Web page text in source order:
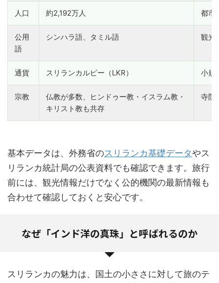
人口 約2,192万人 都市
公用
語
シンハラ語、タミル語 観光
通貨 スリランカルピー（LKR） 小規
宗教
仏教が多数、ヒンドゥー教・イスラム教・
キリスト教も共存
寺院
基本データは、外務省のスリランカ基礎データやス
リランカ統計局の公表資料でも確認できます。旅行
前には、観光情報だけでなく公的機関の最新情報も
合わせて確認しておくと安心です。
なぜ「インド洋の真珠」と呼ばれるのか
スリランカの魅力は、国土の小ささに対して旅のテ